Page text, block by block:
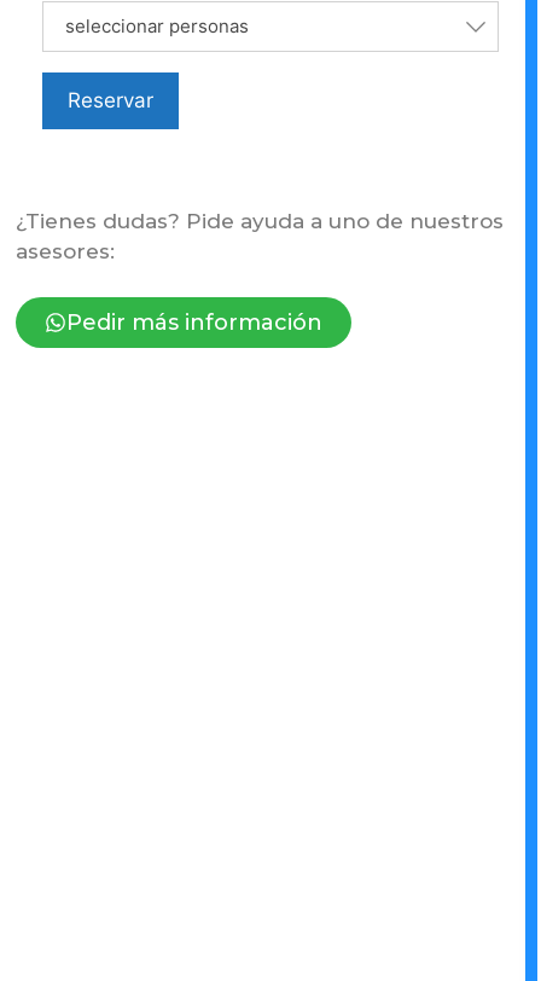
seleccionar personas
Reservar
¿Tienes dudas? Pide ayuda a uno de nuestros
asesores:
Pedir más información